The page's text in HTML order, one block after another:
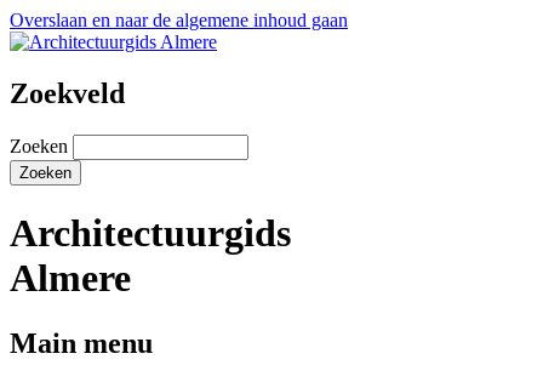
Overslaan en naar de algemene inhoud gaan
Zoekveld
Zoeken
Architectuurgids
Almere
Main menu